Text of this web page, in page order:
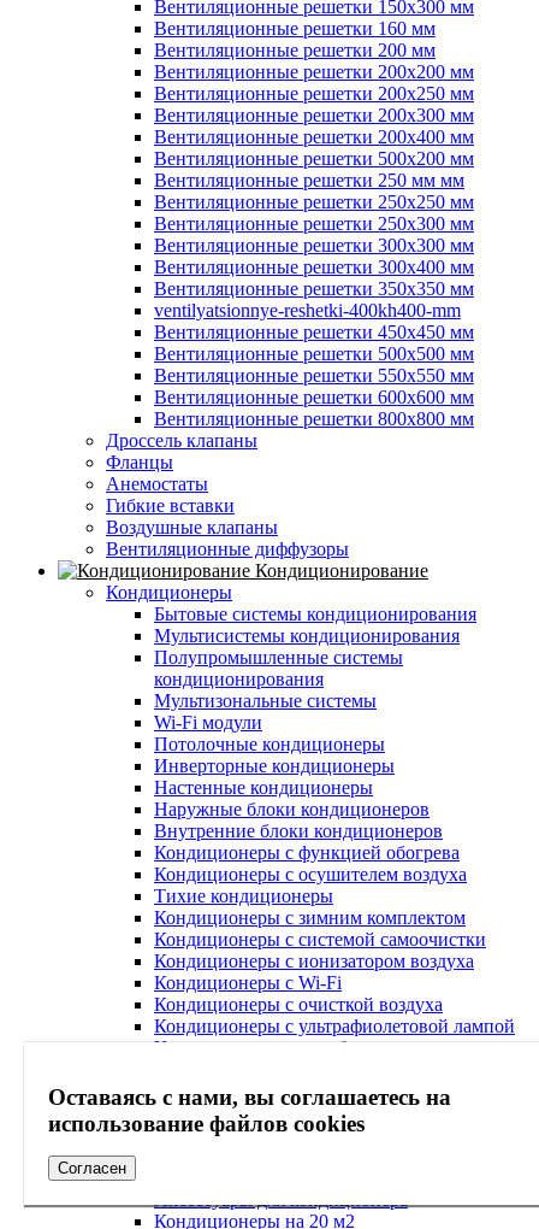
Оставаясь с нами, вы соглашаетесь на
использование файлов cookies
Согласен
Вентиляционные решетки 150х300 мм
Вентиляционные решетки 160 мм
Вентиляционные решетки 200 мм
Вентиляционные решетки 200х200 мм
Вентиляционные решетки 200х250 мм
Вентиляционные решетки 200х300 мм
Вентиляционные решетки 200х400 мм
Вентиляционные решетки 500х200 мм
Вентиляционные решетки 250 мм мм
Вентиляционные решетки 250х250 мм
Вентиляционные решетки 250х300 мм
Вентиляционные решетки 300х300 мм
Вентиляционные решетки 300х400 мм
Вентиляционные решетки 350х350 мм
ventilyatsionnye-reshetki-400kh400-mm
Вентиляционные решетки 450х450 мм
Вентиляционные решетки 500х500 мм
Вентиляционные решетки 550х550 мм
Вентиляционные решетки 600х600 мм
Вентиляционные решетки 800х800 мм
Дроссель клапаны
Фланцы
Анемостаты
Гибкие вставки
Воздушные клапаны
Вентиляционные диффузоры
Кондиционирование
Кондиционеры
Бытовые системы кондиционирования
Мультисистемы кондиционирования
Полупромышленные системы
кондиционирования
Мультизональные системы
Wi-Fi модули
Потолочные кондиционеры
Инверторные кондиционеры
Настенные кондиционеры
Наружные блоки кондиционеров
Внутренние блоки кондиционеров
Кондиционеры с функцией обогрева
Кондиционеры с осушителем воздуха
Тихие кондиционеры
Кондиционеры с зимним комплектом
Кондиционеры с системой самоочистки
Кондиционеры с ионизатором воздуха
Кондиционеры с Wi-Fi
Кондиционеры с очисткой воздуха
Кондиционеры с ультрафиолетовой лампой
Кондиционеры с антибактериальным
Кондиционеры с Алисой
Кондиционеры с системой Умный дом
Напольно потолочные кондиционеры
Кондиционеры на 20 м2